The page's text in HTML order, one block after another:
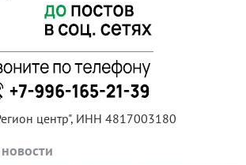
центр", ИНН 4817003180